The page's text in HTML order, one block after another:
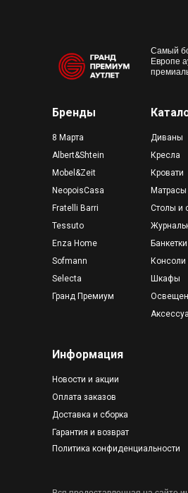
Кресла
Столы и
Матрасы
Шкафы
Диваны
Консоли
Кровати
Самый
Европе
Информация
Бренды
Оплата заказов
Доставка и сборка
Гарантия и возврат
Политика конфиденциальности
Mobel&Zeit
Tessuto
8 Марта
Fratelli Barri
Sofmann
Selecta
Enza Home
Albert&Shtein
NeopoisCasa
Новости и акции
Гранд Премиум